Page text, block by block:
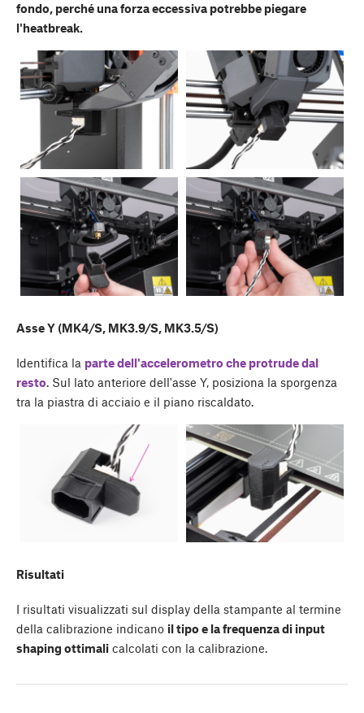
fondo, perché una forza eccessiva potrebbe piegare
l'heatbreak.
Asse Y (MK4/S, MK3.9/S, MK3.5/S)
Identifica la parte dell'accelerometro che protrude dal
resto. Sul lato anteriore dell'asse Y, posiziona la sporgenza
tra la piastra di acciaio e il piano riscaldato.
Risultati
I risultati visualizzati sul display della stampante al termine
della calibrazione indicano il tipo e la frequenza di input
shaping ottimali calcolati con la calibrazione.